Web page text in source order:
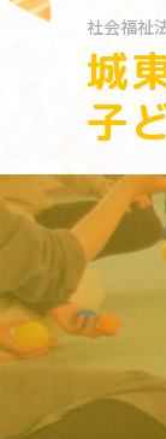
社会福祉
城
子